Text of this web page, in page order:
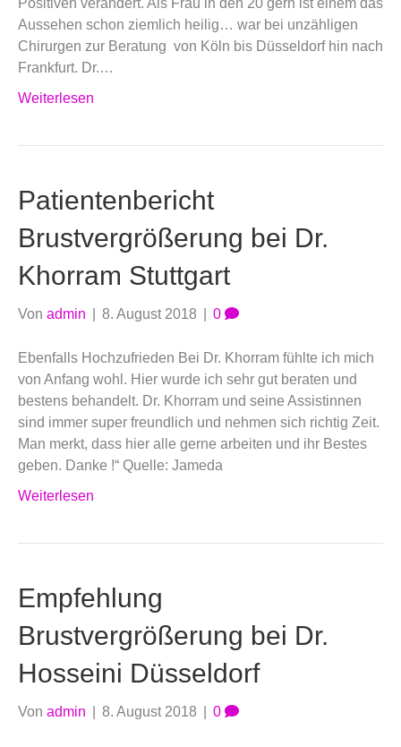
Positiven verändert. Als Frau in den 20 gern ist einem das
Aussehen schon ziemlich heilig… war bei unzähligen
Chirurgen zur Beratung von Köln bis Düsseldorf hin nach
Frankfurt. Dr.…
Weiterlesen
Patientenbericht
Brustvergrößerung bei Dr.
Khorram Stuttgart
Von admin 8. August 2018 0
Ebenfalls Hochzufrieden Bei Dr. Khorram fühlte ich mich
von Anfang wohl. Hier wurde ich sehr gut beraten und
bestens behandelt. Dr. Khorram und seine Assistinnen
sind immer super freundlich und nehmen sich richtig Zeit.
Man merkt, dass hier alle gerne arbeiten und ihr Bestes
geben. Danke !“ Quelle: Jameda
Weiterlesen
Empfehlung
Brustvergrößerung bei Dr.
Hosseini Düsseldorf
Von admin 8. August 2018 0